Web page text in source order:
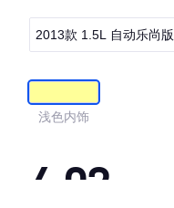
2013款 1.5L 自动乐尚版
浅色内饰
4.02